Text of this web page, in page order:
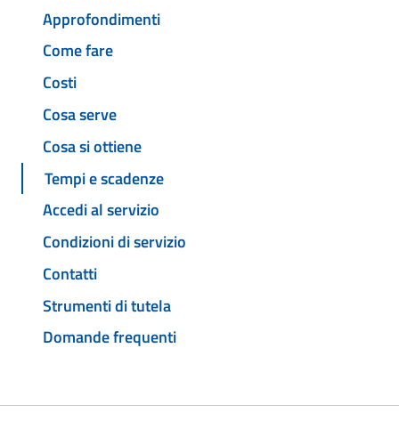
Approfondimenti
Come fare
Costi
Cosa serve
Cosa si ottiene
Tempi e scadenze
Accedi al servizio
Condizioni di servizio
Contatti
Strumenti di tutela
Domande frequenti